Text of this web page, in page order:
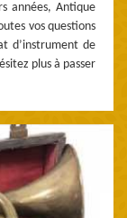
années, Antique
vos questions
d’instrument de
plus à passer